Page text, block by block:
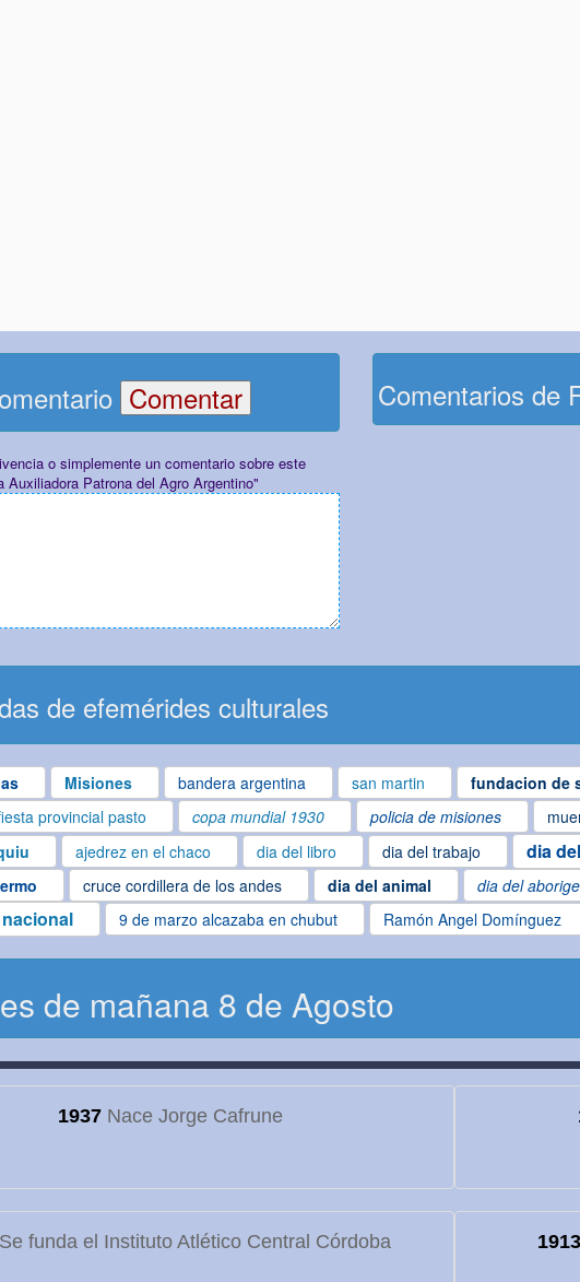
o simplemente un comentario sobre este
Patrona del Agro Argentino"
Comentarios de
de efemérides culturales
Misiones bandera argentina san martin fundacion de
provincial pasto copa mundial 1930 policia de misiones
ajedrez en el chaco dia del libro dia del trabajo dia
cruce cordillera de los andes dia del animal dia del
9 de marzo alcazaba en chubut Ramón Angel Domínguez
de mañana 8 de Agosto
1937Nace Jorge Cafrune
funda el Instituto Atlético Central Córdoba 1913